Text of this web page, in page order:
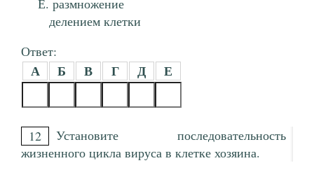
размножение
делением клетки
Ответ:
А Б В Г Д Е
12
Установите последовательность
жизненного цикла вируса в клетке хозяина.